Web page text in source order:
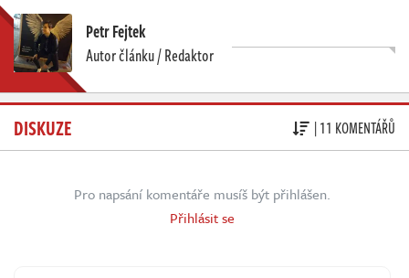
Petr Fejtek
Autor článku / Redaktor
DISKUZE | 11 KOMENTÁŘŮ
Pro napsání komentáře musíš být přihlášen.
Přihlásit se